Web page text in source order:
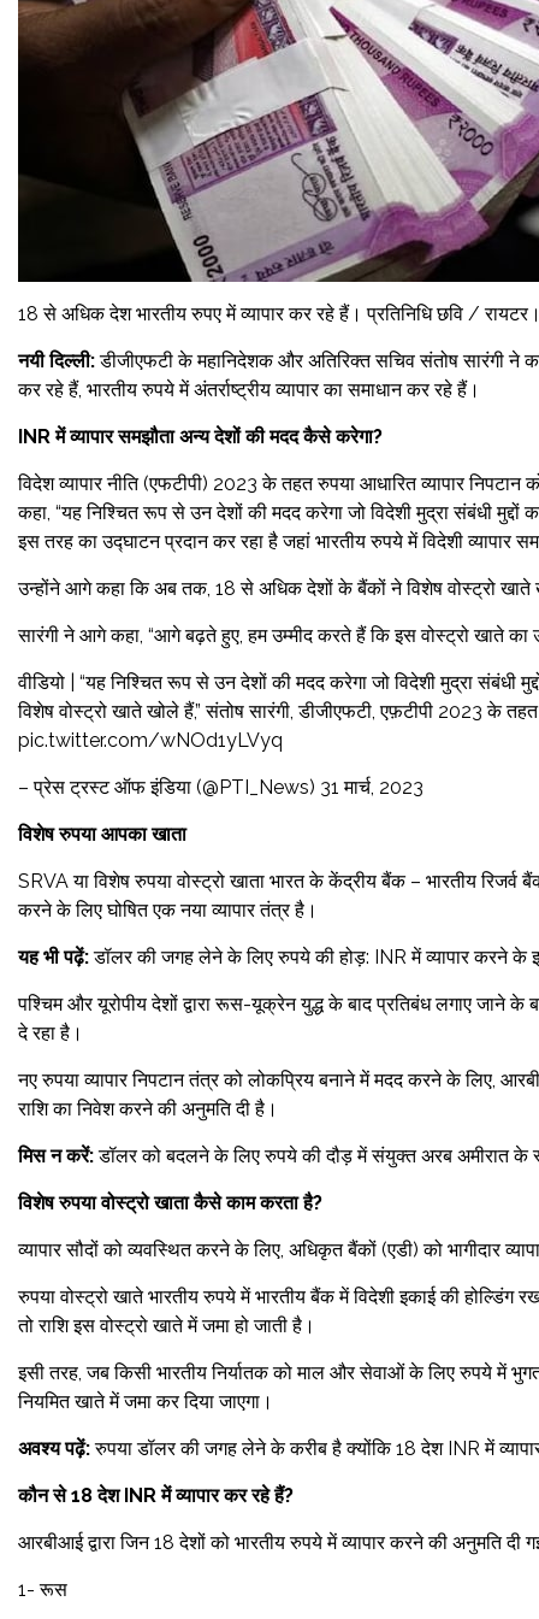
18 से अधिक देश भारतीय रुपए में व्यापार कर रहे हैं। प्रतिनिधि छवि /
नयी दिल्ली:डीजीएफटी के महानिदेशक और अतिरिक्त सचिव संतोष सारंगी ने
कर रहे हैं, भारतीय रुपये में अंतर्राष्ट्रीय व्यापार का समाधान कर रहे हैं।
INR में व्यापार समझौता अन्य देशों की मदद कैसे करेगा?
विदेश व्यापार नीति (एफटीपी) 2023 के तहत रुपया आधारित व्यापार निपटान
कहा, “यह निश्चित रूप से उन देशों की मदद करेगा जो विदेशी मुद्रा संबंधी
इस तरह का उद्घाटन प्रदान कर रहा है जहां भारतीय रुपये में विदेशी व्यापार
उन्होंने आगे कहा कि अब तक, 18 से अधिक देशों के बैंकों ने विशेष वोस्ट्रो
सारंगी ने आगे कहा, “आगे बढ़ते हुए, हम उम्मीद करते हैं कि इस वोस्ट्रो खाते
वीडियो | “यह निश्चित रूप से उन देशों की मदद करेगा जो विदेशी मुद्रा
विशेष वोस्ट्रो खाते खोले हैं,” संतोष सारंगी, डीजीएफटी, एफ़टीपी 2023 के
pic.twitter.com/wNOd1yLVyq
– प्रेस ट्रस्ट ऑफ इंडिया (@PTI_News) 31 मार्च, 2023
विशेष रुपया आपका खाता
SRVA या विशेष रुपया वोस्ट्रो खाता भारत के केंद्रीय बैंक – भारतीय रिजर्व
करने के लिए घोषित एक नया व्यापार तंत्र है।
यह भी पढ़ें:डॉलर की जगह लेने के लिए रुपये की होड़: INR में व्यापार करने के
पश्चिम और यूरोपीय देशों द्वारा रूस-यूक्रेन युद्ध के बाद प्रतिबंध लगाए जाने
दे रहा है।
नए रुपया व्यापार निपटान तंत्र को लोकप्रिय बनाने में मदद करने के लिए,
राशि का निवेश करने की अनुमति दी है।
मिस न करें:डॉलर को बदलने के लिए रुपये की दौड़ में संयुक्त अरब अमीरात के
विशेष रुपया वोस्ट्रो खाता कैसे काम करता है?
व्यापार सौदों को व्यवस्थित करने के लिए, अधिकृत बैंकों (एडी) को
रुपया वोस्ट्रो खाते भारतीय रुपये में भारतीय बैंक में विदेशी इकाई की
तो राशि इस वोस्ट्रो खाते में जमा हो जाती है।
इसी तरह, जब किसी भारतीय निर्यातक को माल और सेवाओं के लिए रुपये में
नियमित खाते में जमा कर दिया जाएगा।
अवश्य पढ़ें:रुपया डॉलर की जगह लेने के करीब है क्योंकि 18 देश INR में
कौन से 18 देश INR में व्यापार कर रहे हैं?
आरबीआई द्वारा जिन 18 देशों को भारतीय रुपये में व्यापार करने की अनुमति दी
1- रूस